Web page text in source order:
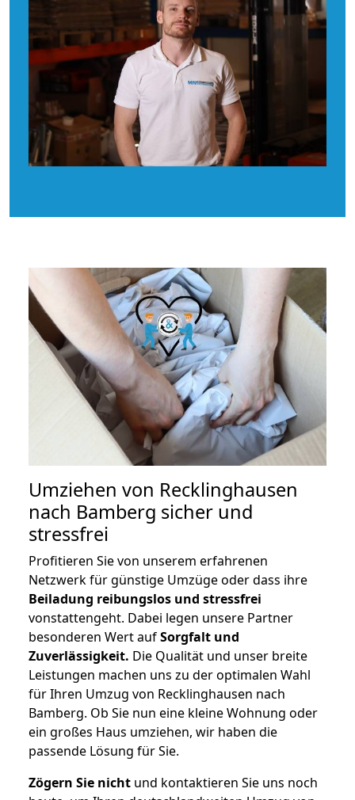
Umziehen von Recklinghausen
nach Bamberg sicher und
stressfrei
Profitieren Sie von unserem erfahrenen
Netzwerk für günstige Umzüge oder dass ihre
Beiladung reibungslos und stressfrei
vonstattengeht. Dabei legen unsere Partner
besonderen Wert aufSorgfalt und
Zuverlässigkeit. Die Qualität und unser breite
Leistungen machen uns zu der optimalen Wahl
für Ihren Umzug von Recklinghausen nach
Bamberg. Ob Sie nun eine kleine Wohnung oder
ein großes Haus umziehen, wir haben die
passende Lösung für Sie.
Zögern Sie nicht und kontaktieren Sie uns noch